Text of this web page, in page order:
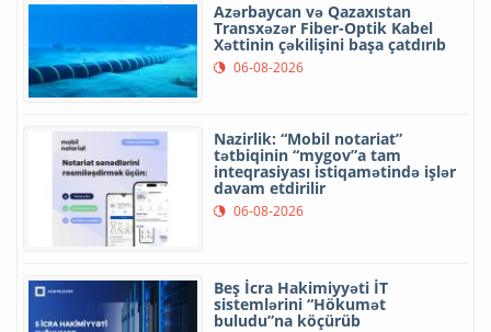
Azərbaycan və Qazaxıstan
Transxəzər Fiber-Optik Kabel
Xəttinin çəkilişini başa çatdırıb
06-08-2026
Nazirlik: “Mobil notariat”
tətbiqinin “mygov”a tam
inteqrasiyası istiqamətində işlər
davam etdirilir
06-08-2026
Beş İcra Hakimiyyəti İT
sistemlərini “Hökumət
buludu”na köçürüb